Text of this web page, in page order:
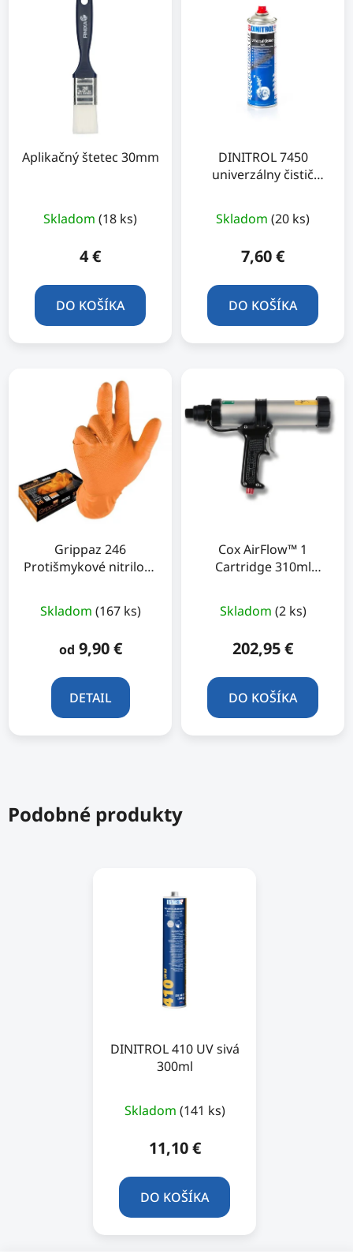
Aplikačný štetec 30mm
Skladom (18 ks)
4 €
DO KOŠÍKA
DINITROL 7450
univerzálny čistič
Skladom (20 ks)
7,60 €
DO KOŠÍKA
Grippaz 246
Protišmykové nitrilové
Skladom (167 ks)
od 9,90 €
DETAIL
Cox AirFlow™ 1
Cartridge 310ml
Skladom (2 ks)
202,95 €
DO KOŠÍKA
Podobné produkty
DINITROL 410 UV sivá
300ml
Skladom (141 ks)
11,10 €
DO KOŠÍKA